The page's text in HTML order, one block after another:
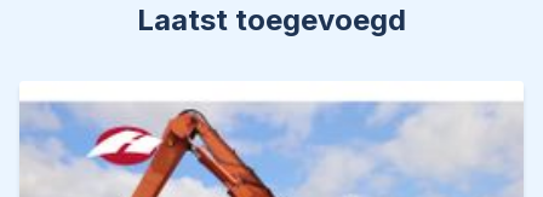
Capacity: 7.01 liter
Emissions: Stage IV / Tier 4F
Undercarriage:
Tripple grouser plates
Plates: 50%
Sprocket: 75%
Laatst toegevoegd